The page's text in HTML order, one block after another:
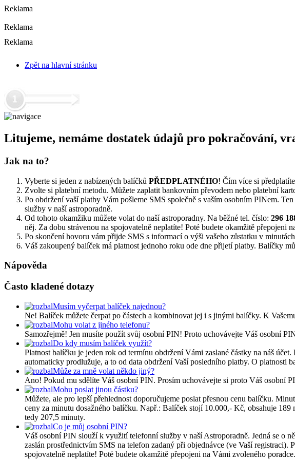
Reklama
Reklama
Reklama
Zpět na hlavní stránku
Litujeme, nemáme dostatek údajů pro pokračování,
Jak na to?
Vyberte si jeden z nabízených balíčků PŘEDPLATNÉHO! Čím více si
Zvolte si platební metodu. Můžete zaplatit bankovním převodem nebo platební
Po obdržení vaší platby Vám pošleme SMS společně s vaším osobním PINem.
služby v naší astroporadně.
Od tohoto okamžiku můžete volat do naší astroporadny. Na běžné tel. číslo: 296
něj. Za dobu strávenou na spojovatelně neplatíte! Poté budete okamžitě
Po skončení hovoru vám přijde SMS s informací o výši vašeho zůstatku v
Váš zakoupený balíček má platnost jednoho roku ode dne přijetí platby. Balíčky
Nápověda
Často kladené dotazy
Musím vyčerpat balíček najednou?
Ne! Balíček můžete čerpat po částech a kombinovat jej i s jinými balíčky. K
Mohu volat z jiného telefonu?
Samozřejmě! Jen musíte použít svůj osobní PIN! Proto uchovávejte Váš osobní
Do kdy musím balíček využít?
Platnost balíčku je jeden rok od termínu obdržení Vámi zaslané částky na náš
automaticky prodlužuje, a to od data obdržení Vaší posledního platby. O platnosti
Může za mně volat někdo jiný?
Ano! Pokud mu sdělíte Váš osobní PIN. Prosím uchovávejte si proto Váš osobní
Mohu poslat jinou částku?
Můžete, ale pro lepší přehlednost doporučujeme poslat přesnou cenu balíčku.
ceny za minutu dosažného balíčku. Např.: Balíček stojí 10.000,- Kč, obsahuje
tedy 207,5 minuty.
Co je můj osobní PIN?
Váš osobní PIN slouží k využití telefonní služby v naší Astroporadně. Jedná se o
zaslán prostřednictvím SMS na telefon zadaný při objednávce (ve Vaší
spojovatelně neplatíte! Poté budete okamžitě přepojeni na Vámi zvoleného